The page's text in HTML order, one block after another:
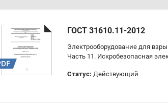
ГОСТ 31610.11-2012
Электрооборудование для
Часть 11. Искробезопасная
Статус: Действующий